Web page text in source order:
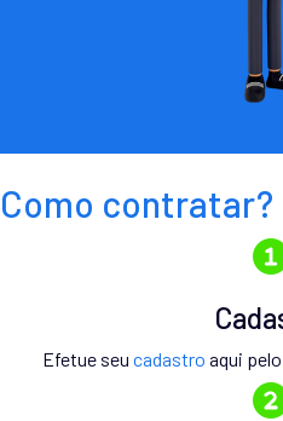
Como contratar?
Efetue seu cadastro aqui